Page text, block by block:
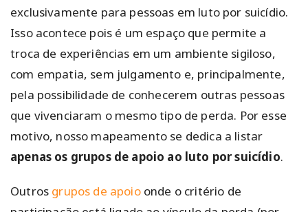
exclusivamente para pessoas em luto por suicídio.
Isso acontece pois é um espaço que permite a
troca de experiências em um ambiente sigiloso,
com empatia, sem julgamento e, principalmente,
pela possibilidade de conhecerem outras pessoas
que vivenciaram o mesmo tipo de perda. Por esse
motivo, nosso mapeamento se dedica a listar
apenas os grupos de apoio ao luto por suicídio.
Outros grupos de apoioonde o critério de